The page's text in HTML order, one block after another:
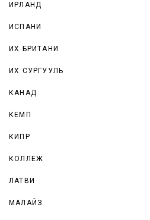
ИРЛАНД
ИСПАНИ
ИХ БРИТАНИ
ИХ СУРГУУЛЬ
КАНАД
КЕМП
КИПР
КОЛЛЕЖ
ЛАТВИ
МАЛАЙЗ